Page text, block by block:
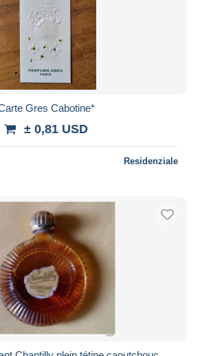
Gres Cabotine*
± 0,81 USD
Residenziale